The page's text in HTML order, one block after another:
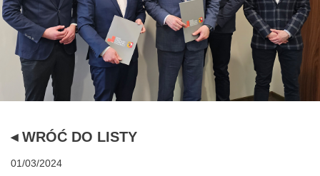
OFERTA
KARIERA
KONTAKT
◂ WRÓĆ DO LISTY
01/03/2024